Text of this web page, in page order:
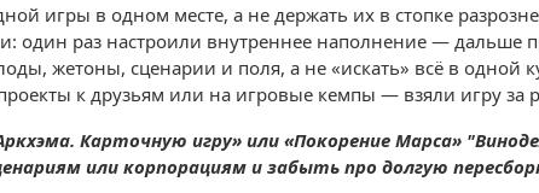
игры в одном месте, а не держать их в стопке
один раз настроили внутреннее наполнение — дальше
жетоны, сценарии и поля, а не «искать» всё в одной
к друзьям или на игровые кемпы — взяли игру за
Карточную игру» или «Покорение Марса»
или корпорациям и забыть про долгую